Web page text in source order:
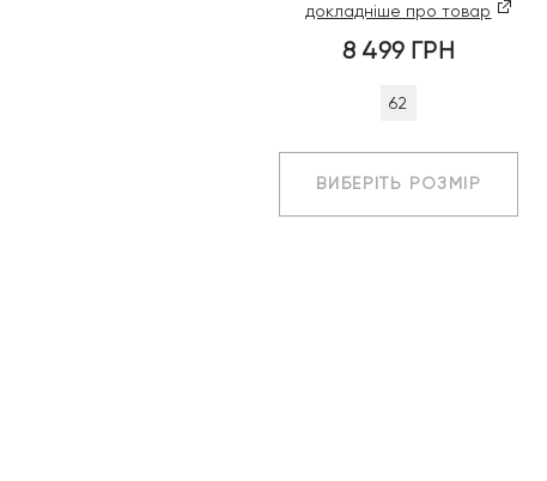
докладніше про товар
8 499 ГРН
62
ВИБЕРІТЬ РОЗМІР